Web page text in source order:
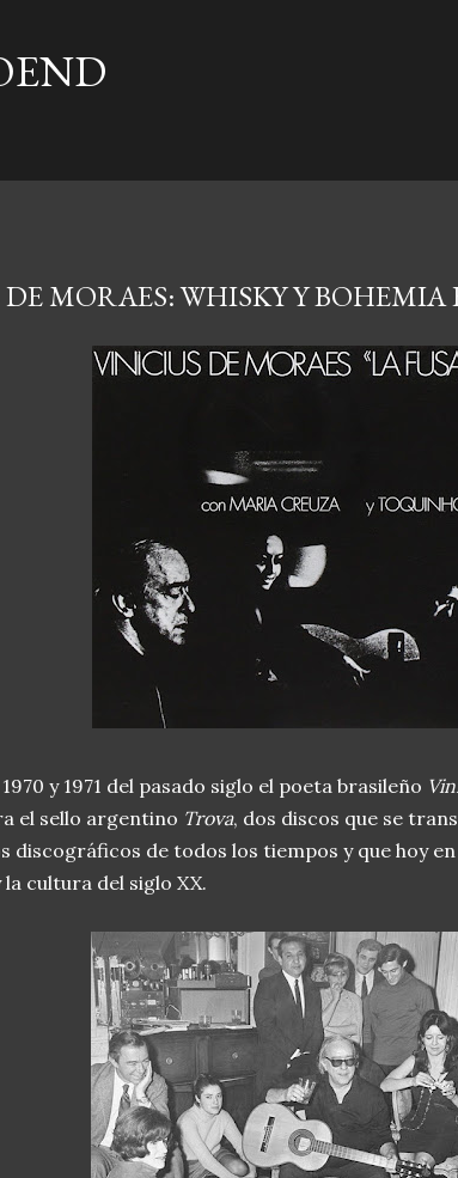
MORAES: WHISKY Y BOHEMIA
y 1971 del pasado siglo el poeta brasileño
el sello argentino Trova, dos discos que se
discográficos de todos los tiempos y que hoy
la cultura del siglo XX.